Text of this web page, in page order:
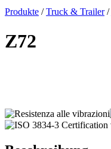
Produkte /Truck & Trailer/
Z72